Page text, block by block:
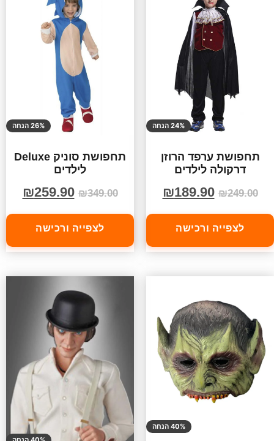
24% הנחה
תחפושת ערפד הרוזן
דרקולה לילדים
₪249.00
₪189.90
לצפייה ורכישה
26% הנחה
תחפושת סוניק Deluxe
לילדים
₪349.00
₪259.90
לצפייה ורכישה
40% הנחה